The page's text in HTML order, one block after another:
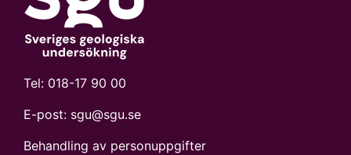
Tel: 018-17 90 00
E-post: sgu@sgu.se
Behandling av personuppgifter